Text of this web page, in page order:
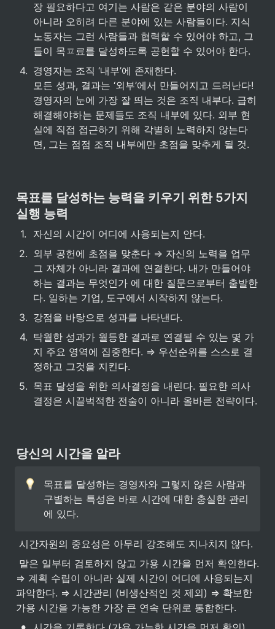
장 필요하다고 여기는 사람은 같은 분야의 사람이
아니라 오히려 다른 분야에 있는 사람들이다. 지식
노동자는 그런 사람들과 협력할 수 있어야 하고, 그
들이 목ㅍ료를 달성하도록 공헌할 수 있어야 한다.
4. 경영자는 조직 ‘내부’에 존재한다.
모든 성과, 결과는 ‘외부’에서 만들어지고 드러난다!
경영자의 눈에 가장 잘 띄는 것은 조직 내부다. 급히
해결해야하는 문제들도 조직 내부에 있다. 외부 현
실에 직접 접근하기 위해 각별히 노력하지 않는다
면, 그는 점점 조직 내부에만 초점을 맞추게 될 것.
목표를 달성하는 능력을 키우기 위한 5가지
실행 능력
1.
자신의 시간이 어디에 사용되는지 안다.
2. 외부 공헌에 초점을 맞춘다 ⇒ 자신의 노력을 업무
그 자체가 아니라 결과에 연결한다. 내가 만들어야
하는 결과는 무엇인가 에 대한 질문으로부터 출발한
다. 일하는 기업, 도구에서 시작하지 않는다.
3. 강점을 바탕으로 성과를 나타낸다.
4. 탁월한 성과가 월등한 결과로 연결될 수 있는 몇 가
지 주요 영역에 집중한다. ⇒ 우선순위를 스스로 결
정하고 그것을 지킨다.
5. 목표 달성을 위한 의사결정을 내린다. 필요한 의사
결정은 시끌벅적한 전술이 아니라 올바른 전략이다.
당신의 시간을 알라
목표를 달성하는 경영자와 그렇지 않은 사람과
구별하는 특성은 바로 시간에 대한 충실한 관리
에 있다.
시간자원의 중요성은 아무리 강조해도 지나치지 않다.
⇒ 계획 수립이 아니라 실제 시간이 어디에 사용되는지
파악한다. ⇒ 시간관리 (비생산적인 것 제외) ⇒ 확보한
가용 시간을 가능한 가장 큰 연속 단위로 통합한다.